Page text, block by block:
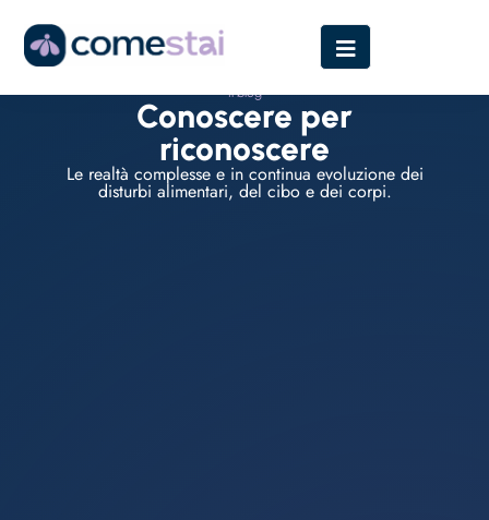
Il blog
Conoscere per
riconoscere
Le realtà complesse e in continua evoluzione dei
disturbi alimentari, del cibo e dei corpi.